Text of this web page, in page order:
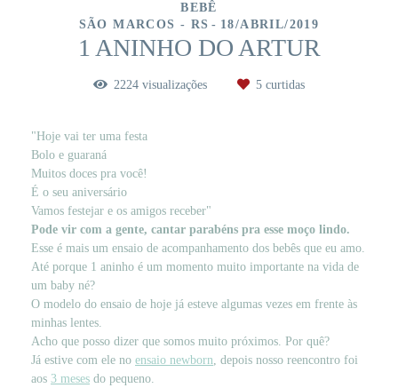
BEBÊ
SÃO MARCOS - RS
18/ABRIL/2019
1 ANINHO DO ARTUR
2224 visualizações 5 curtidas
"Hoje vai ter uma festa
Bolo e guaraná
Muitos doces pra você!
É o seu aniversário
Vamos festejar e os amigos receber"
Pode vir com a gente, cantar parabéns pra esse moço lindo.
Esse é mais um ensaio de acompanhamento dos bebês que eu amo.
Até porque 1 aninho é um momento muito importante na vida de
um baby né?
O modelo do ensaio de hoje já esteve algumas vezes em frente às
minhas lentes.
Acho que posso dizer que somos muito próximos. Por quê?
Já estive com ele no ensaio newborn, depois nosso reencontro foi
aos 3 meses do pequeno.